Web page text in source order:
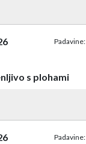
Padavine:
s plohami
Padavine: